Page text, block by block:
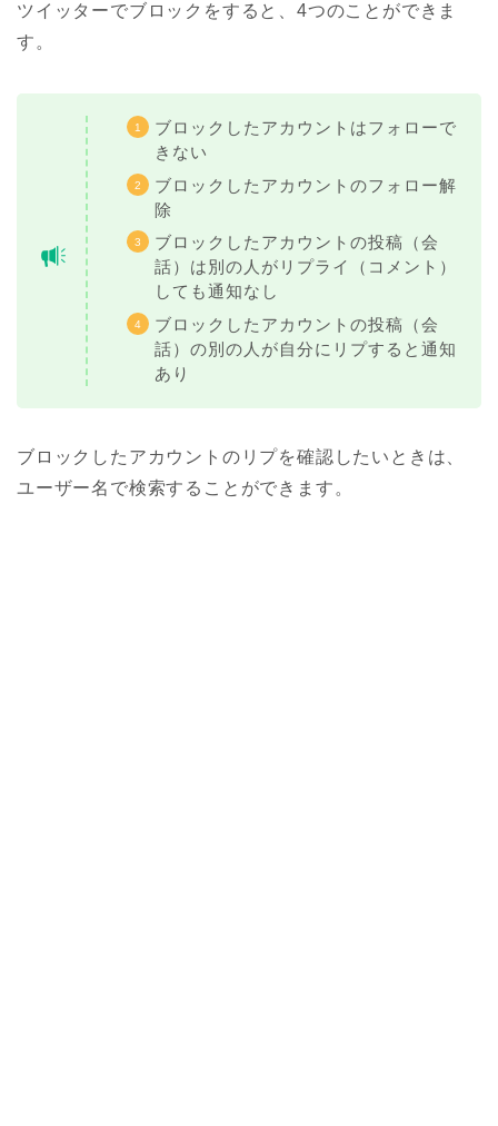
ツイッターでブロックをすると、4つのことができま
す。
ブロックしたアカウントはフォローで
きない
ブロックしたアカウントのフォロー解
除
ブロックしたアカウントの投稿（会
話）は別の人がリプライ（コメント）
しても通知なし
ブロックしたアカウントの投稿（会
話）の別の人が自分にリプすると通知
あり
ブロックしたアカウントのリプを確認したいときは、
ユーザー名で検索することができます。